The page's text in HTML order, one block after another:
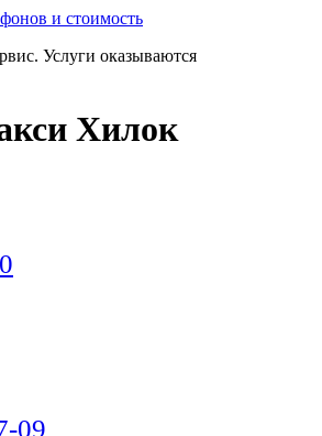
и стоимость
Услуги оказываются
Хилок
09